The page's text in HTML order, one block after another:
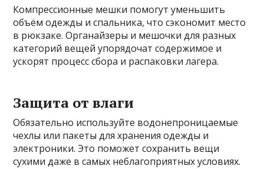
Компрессионные мешки помогут уменьшить
объём одежды и спальника, что сэкономит место
в рюкзаке. Органайзеры и мешочки для разных
категорий вещей упорядочат содержимое и
ускорят процесс сбора и распаковки лагера.
Защита от влаги
Обязательно используйте водонепроницаемые
чехлы или пакеты для хранения одежды и
электроники. Это поможет сохранить вещи
сухими даже в самых неблагоприятных условиях.